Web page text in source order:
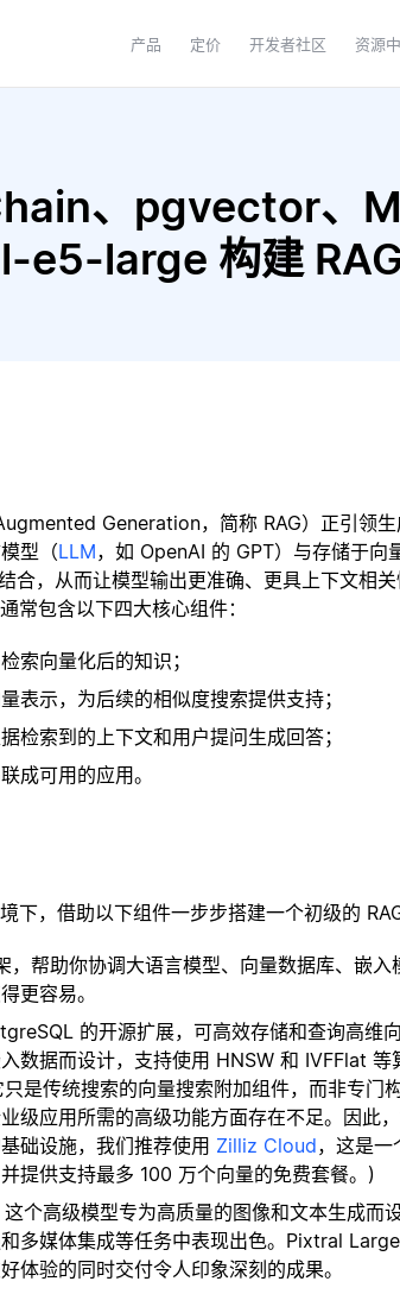
产品 定价 开发者社区 资源
、pgvector、
large 构建
Generation，简称 RAG）正引领
型（LLM，如 OpenAI 的 GPT）与存储于向
合，从而让模型输出更准确、更具上下文相
常包含以下四大核心组件：
索向量化后的知识；
表示，为后续的相似度搜索提供支持；
检索到的上下文和用户提问生成回答；
成可用的应用。
下，借助以下组件一步步搭建一个初级的
，帮助你协调大语言模型、向量数据库、嵌
更容易。
的开源扩展，可高效存储和查询高维
数据而设计，支持使用 HNSW 和 IVFFlat 等
只是传统搜索的向量搜索附加组件，而非专门
级应用所需的高级功能方面存在不足。因此
础设施，我们推荐使用 Zilliz Cloud，这是一
提供支持最多 100 万个向量的免费套餐。)
这个高级模型专为高质量的图像和文本生成而
多媒体集成等任务中表现出色。Pixtral
体验的同时交付令人印象深刻的成果。